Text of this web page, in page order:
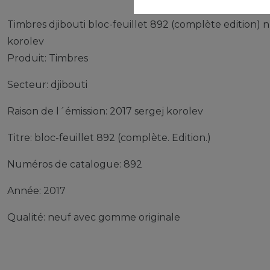
Timbres djibouti bloc-feuillet 892 (complète edition)
korolev
Produit: Timbres
Secteur: djibouti
Raison de l´émission: 2017 sergej korolev
Titre: bloc-feuillet 892 (complète. Edition.)
Numéros de catalogue: 892
Année: 2017
Qualité: neuf avec gomme originale